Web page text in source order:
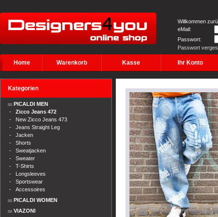
Willkommen
eMail:
Passwort:
Passwort
Home Warenkorb Kasse Ihr Konto
Kategorien
PICALDI MEN
- Zicco Jeans 472
- New Zicco Jeans 473
- Jeans Straight Leg
- Jacken
- Shorts
- Sweatjacken
- Sweater
- T-Shirts
- Longsleeves
- Sportswear
- Accessoires
PICALDI WOMEN
VIAZONI